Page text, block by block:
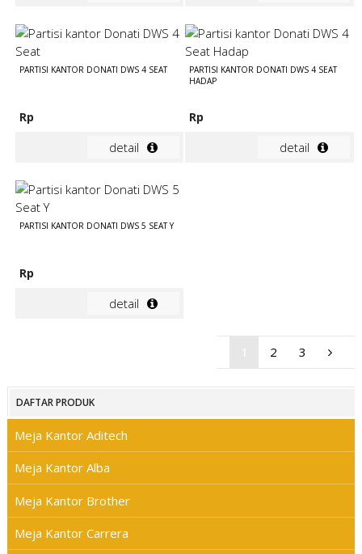
PARTISI KANTOR DONATI DWS 4 SEAT
Rp
detail
PARTISI KANTOR DONATI DWS 4 SEAT
HADAP
Rp
detail
PARTISI KANTOR DONATI DWS 5 SEAT Y
Rp
detail
2 3
DAFTAR PRODUK
Meja Kantor Aditech
Meja Kantor Alba
Meja Kantor Brother
Meja Kantor Carrera